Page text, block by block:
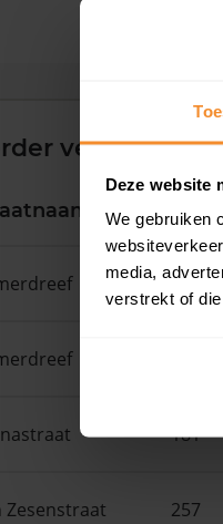
Deze website
We gebruiken
media,
verstrekt of
verkochte
1457
181
Zesenstraat 257